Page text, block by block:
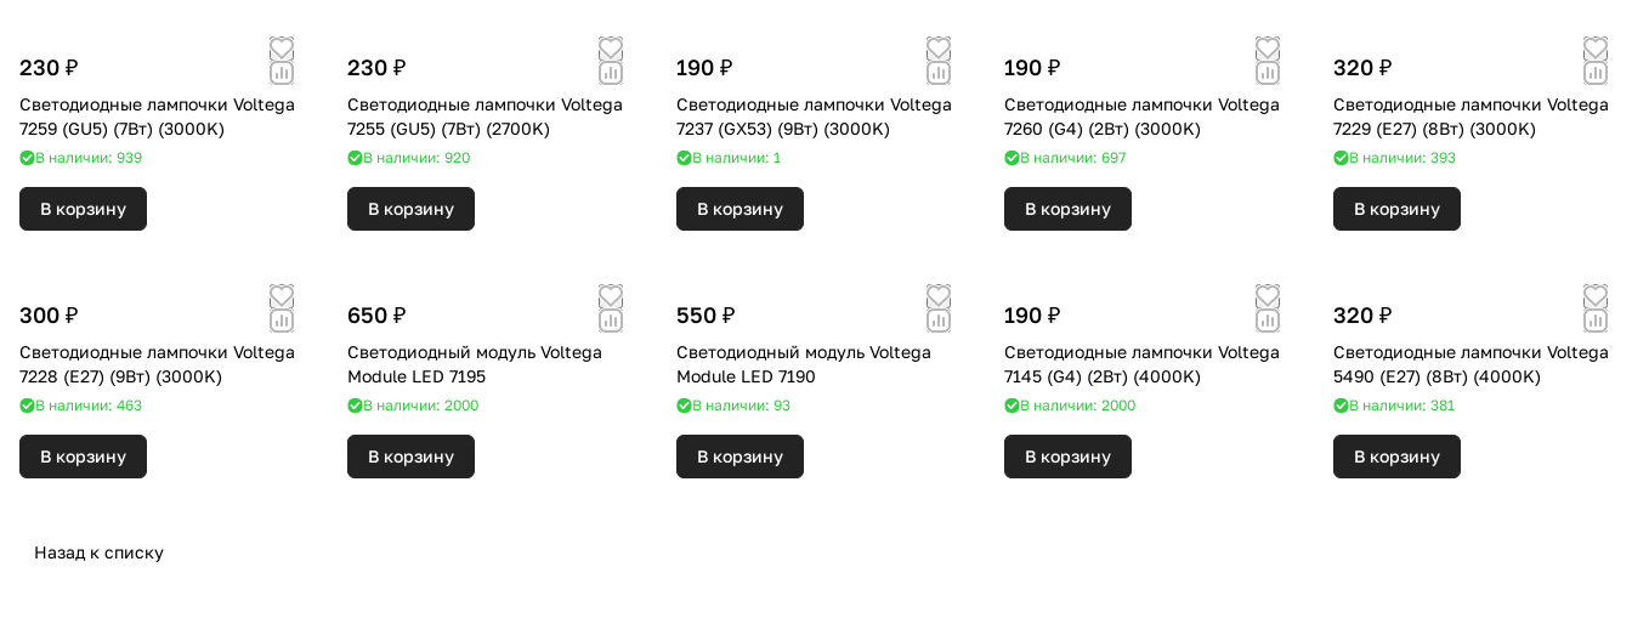
230 ₽
Светодиодные лампочки Voltega
7259 (GU5) (7Вт) (3000K)
В наличии: 939
В корзину
230 ₽
Светодиодные лампочки Voltega
7255 (GU5) (7Вт) (2700K)
В наличии: 920
В корзину
190 ₽
Светодиодные лампочки Voltega
7237 (GX53) (9Вт) (3000K)
В наличии: 1
В корзину
190 ₽
Светодиодные лампочки Voltega
7260 (G4) (2Вт) (3000K)
В наличии: 697
В корзину
320 ₽
Светодиодные лампочки Voltega
7229 (E27) (8Вт) (3000K)
В наличии: 393
В корзину
300 ₽
Светодиодные лампочки Voltega
7228 (E27) (9Вт) (3000K)
В наличии: 463
В корзину
650 ₽
Светодиодный модуль Voltega
Module LED 7195
В наличии: 2000
В корзину
550 ₽
Светодиодный модуль Voltega
Module LED 7190
В наличии: 93
В корзину
190 ₽
Светодиодные лампочки Voltega
7145 (G4) (2Вт) (4000K)
В наличии: 2000
В корзину
320 ₽
Светодиодные лампочки Voltega
5490 (E27) (8Вт) (4000K)
В наличии: 381
В корзину
Назад к списку